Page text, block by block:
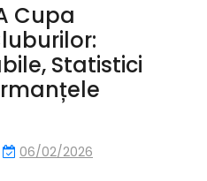
Cupa
Statistici
06/02/2026